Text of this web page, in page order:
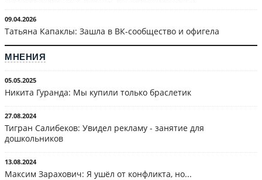
09.04.2026
Татьяна Капаклы: Зашла в ВК-сообщество и офигела
МНЕНИЯ
05.05.2025
Никита Гуранда: Мы купили только браслетик
27.08.2024
Тигран Салибеков: Увидел рекламу - занятие для
дошкольников
13.08.2024
Максим Зарахович: Я ушёл от конфликта, но...